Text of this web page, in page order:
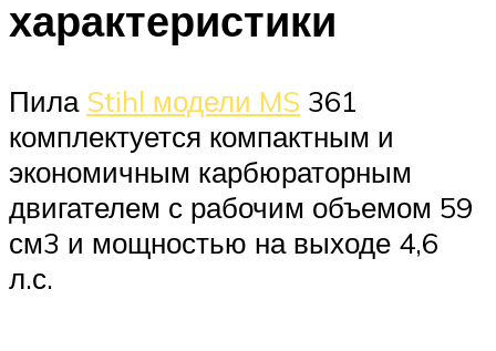
характеристики
Пила Stihl модели MS 361
комплектуется компактным и
экономичным карбюраторным
двигателем с рабочим объемом 59
см3 и мощностью на выходе 4,6
л.с.